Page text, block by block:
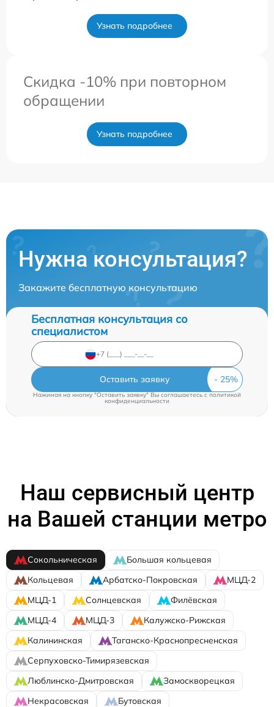
Узнать подробнее
Скидка -10% при повторном
обращении
Узнать подробнее
Нужна консультация?
Закажите бесплатную консультацию
Бесплатная консультация со
специалистом
Оставить заявку
Нажимая на кнопку "Оставить заявку" Вы соглашаетесь cполитикой
конфиденциальности
Наш сервисный центр
на Вашей станции метро
Сокольническая
Большая кольцевая
Кольцевая
Арбатско-Покровская
МЦД-2
МЦД-1
Солнцевская
Филёвская
МЦД-4
МЦД-3
Калужско-Рижская
Калининская
Таганско-Краснопресненская
Серпуховско-Тимирязевская
Люблинско-Дмитровская
Замоскворецкая
Некрасовская
Бутовская